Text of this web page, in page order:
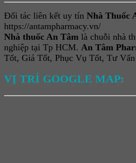
Đối tác liên kết uy tín Nhà Thuốc
https://antampharmacy.vn/
Nhà thuốc An Tâm là chuỗi nhà
nghiệp tại Tp HCM. An Tâm
Tốt, Giá Tốt, Phục Vụ Tốt, Tư
VỊ TRÍ GOOGLE MAP: